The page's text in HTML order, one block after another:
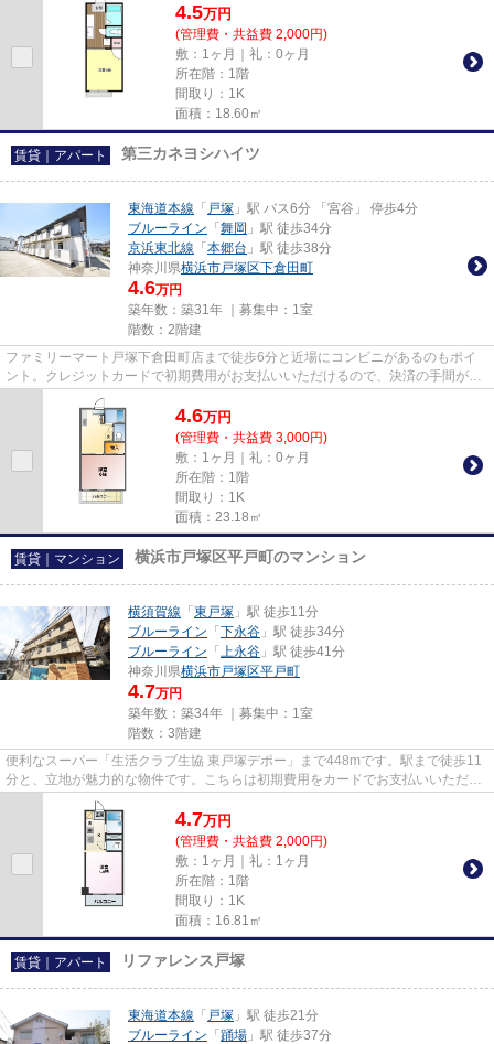
4.5万円
(管理費・共益費 2,000円)
敷：1ヶ月｜礼：0ヶ月
所在階：1階
間取り：1K
面積：18.60㎡
賃貸｜アパート 第三カネヨシハイツ
東海道本線 「 戸塚 」駅 バス6分 「宮谷」 停歩4分
ブルーライン 「 舞岡 」駅 徒歩34分
京浜東北線 「 本郷台 」駅 徒歩38分
神奈川県横浜市戸塚区下倉田町
4.6万円
築年数：築31年 ｜募集中： 1室
階数：2階建
ファミリーマート戸塚下倉田町店まで徒歩6分と近場にコンビニがあるのもポイ
ント。クレジットカードで初期費用がお支払いいただけるので、決済の手間が軽
減できます。こちらの物件は陽...
4.6万円
(管理費・共益費 3,000円)
敷：1ヶ月｜礼：0ヶ月
所在階：1階
間取り：1K
面積：23.18㎡
賃貸｜マンション 横浜市戸塚区平戸町のマンション
横須賀線 「 東戸塚 」駅 徒歩11分
ブルーライン 「 下永谷 」駅 徒歩34分
ブルーライン 「 上永谷 」駅 徒歩41分
神奈川県横浜市戸塚区平戸町
4.7万円
築年数：築34年 ｜募集中： 1室
階数：3階建
便利なスーパー「生活クラブ生協 東戸塚デポー」まで448mです。駅まで徒歩11
分と、立地が魅力的な物件です。こちらは初期費用をカードでお支払いいただけ
るマンションです。陽当りも良...
4.7万円
(管理費・共益費 2,000円)
敷：1ヶ月｜礼：1ヶ月
所在階：1階
間取り：1K
面積：16.81㎡
賃貸｜アパート リファレンス戸塚
東海道本線 「 戸塚 」駅 徒歩21分
ブルーライン 「 踊場 」駅 徒歩37分